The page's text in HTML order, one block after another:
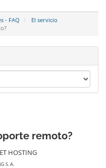
- FAQ
El servicio
remoto?
HOSTING
S. A.